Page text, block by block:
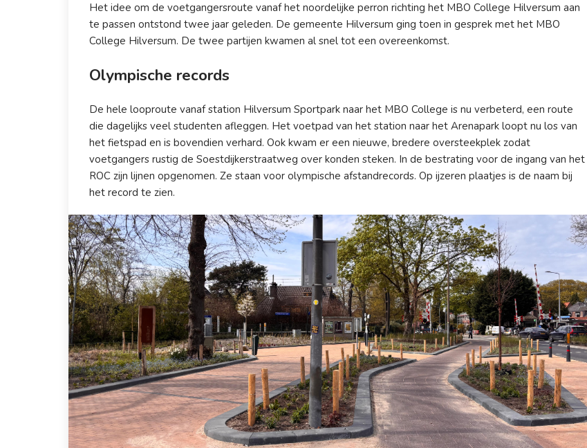
Het idee om de voetgangersroute vanaf het noordelijke perron richting het MBO College Hilversum aan
te passen ontstond twee jaar geleden. De gemeente Hilversum ging toen in gesprek met het MBO
College Hilversum. De twee partijen kwamen al snel tot een overeenkomst.
Olympische records
De hele looproute vanaf station Hilversum Sportpark naar het MBO College is nu verbeterd, een route
die dagelijks veel studenten afleggen. Het voetpad van het station naar het Arenapark loopt nu los van
het fietspad en is bovendien verhard. Ook kwam er een nieuwe, bredere oversteekplek zodat
voetgangers rustig de Soestdijkerstraatweg over konden steken. In de bestrating voor de ingang van het
ROC zijn lijnen opgenomen. Ze staan voor olympische afstandrecords. Op ijzeren plaatjes is de naam bij
het record te zien.